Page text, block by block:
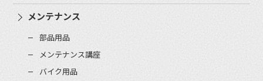
メンテナンス
部品用品
メンテナンス講座
バイク用品